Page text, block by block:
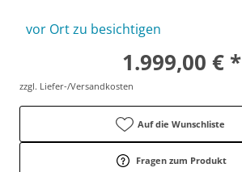
vor Ort zu besichtigen
1.999,00 € *
zzgl. Liefer-/Versandkosten
Auf die Wunschliste
Fragen zum Produkt